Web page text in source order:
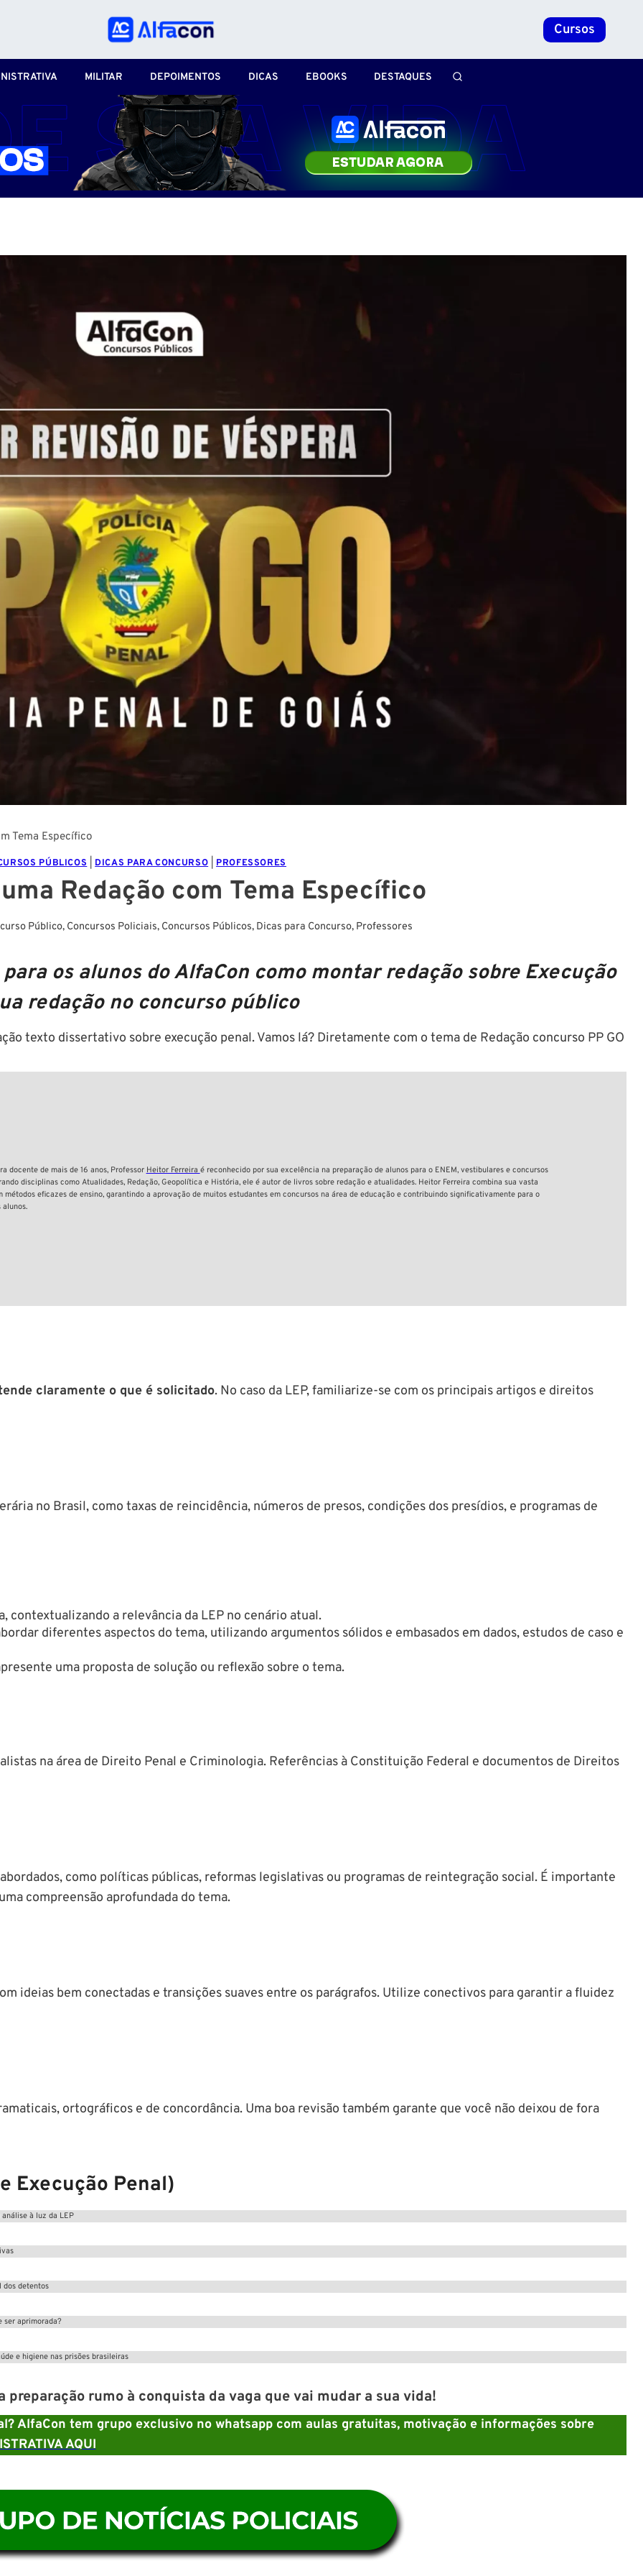
Cursos
MILITAR DEPOIMENTOS DICAS EBOOKS DESTAQUES
Tema Específico
PÚBLICOS|DICAS PARA CONCURSO|PROFESSORES
Redação com Tema Específico
Público, Concursos Policiais, Concursos Públicos, Dicas para Concurso, Professores
os alunos do AlfaCon como montar redação sobre Execução
redação no concurso público
texto dissertativo sobre execução penal. Vamos lá? Diretamente com o tema de Redação concurso PP GO
docente de mais de 16 anos, Professor Heitor Ferreira é reconhecido por sua excelência na preparação de alunos para o ENEM, vestibulares e concursos
disciplinas como Atualidades, Redação, Geopolítica e História, ele é autor de livros sobre redação e atualidades. Heitor Ferreira combina sua vasta
métodos eficazes de ensino, garantindo a aprovação de muitos estudantes em concursos na área de educação e contribuindo significativamente para o
alunos.
claramente o que é solicitado. No caso da LEP, familiarize-se com os principais artigos e direitos
no Brasil, como taxas de reincidência, números de presos, condições dos presídios, e programas de
a relevância da LEP no cenário atual.
diferentes aspectos do tema, utilizando argumentos sólidos e embasados em dados, estudos de caso e
uma proposta de solução ou reflexão sobre o tema.
na área de Direito Penal e Criminologia. Referências à Constituição Federal e documentos de Direitos
como políticas públicas, reformas legislativas ou programas de reintegração social. É importante
compreensão aprofundada do tema.
ideias bem conectadas e transições suaves entre os parágrafos. Utilize conectivos para garantir a fluidez
ortográficos e de concordância. Uma boa revisão também garante que você não deixou de fora
Execução Penal)
à luz da LEP
dos detentos
ser aprimorada?
e higiene nas prisões brasileiras
preparação rumo à conquista da vaga que vai mudar a sua vida!
AlfaCon tem grupo exclusivo no whatsapp com aulas gratuitas, motivação e informações sobre
AQUI